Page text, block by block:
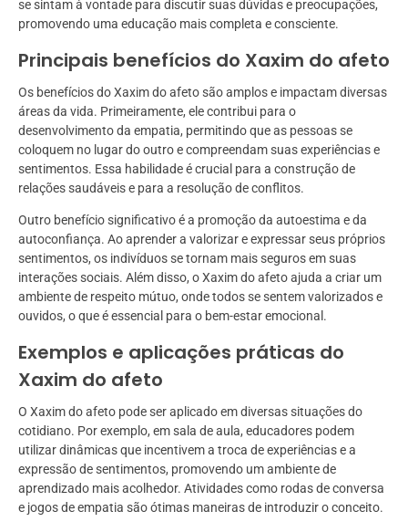
se sintam à vontade para discutir suas dúvidas e preocupações,
promovendo uma educação mais completa e consciente.
Principais benefícios do Xaxim do afeto
Os benefícios do Xaxim do afeto são amplos e impactam diversas
áreas da vida. Primeiramente, ele contribui para o
desenvolvimento da empatia, permitindo que as pessoas se
coloquem no lugar do outro e compreendam suas experiências e
sentimentos. Essa habilidade é crucial para a construção de
relações saudáveis e para a resolução de conflitos.
Outro benefício significativo é a promoção da autoestima e da
autoconfiança. Ao aprender a valorizar e expressar seus próprios
sentimentos, os indivíduos se tornam mais seguros em suas
interações sociais. Além disso, o Xaxim do afeto ajuda a criar um
ambiente de respeito mútuo, onde todos se sentem valorizados e
ouvidos, o que é essencial para o bem-estar emocional.
Exemplos e aplicações práticas do
Xaxim do afeto
O Xaxim do afeto pode ser aplicado em diversas situações do
cotidiano. Por exemplo, em sala de aula, educadores podem
utilizar dinâmicas que incentivem a troca de experiências e a
expressão de sentimentos, promovendo um ambiente de
aprendizado mais acolhedor. Atividades como rodas de conversa
e jogos de empatia são ótimas maneiras de introduzir o conceito.